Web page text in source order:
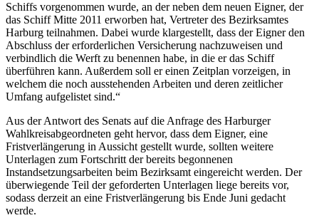
Schiffs vorgenommen wurde, an der neben dem neuen Eigner, der
das Schiff Mitte 2011 erworben hat, Vertreter des Bezirksamtes
Harburg teilnahmen. Dabei wurde klargestellt, dass der Eigner den
Abschluss der erforderlichen Versicherung nachzuweisen und
verbindlich die Werft zu benennen habe, in die er das Schiff
überführen kann. Außerdem soll er einen Zeitplan vorzeigen, in
welchem die noch ausstehenden Arbeiten und deren zeitlicher
Umfang aufgelistet sind.“
Aus der Antwort des Senats auf die Anfrage des Harburger
Wahlkreisabgeordneten geht hervor, dass dem Eigner, eine
Fristverlängerung in Aussicht gestellt wurde, sollten weitere
Unterlagen zum Fortschritt der bereits begonnenen
Instandsetzungsarbeiten beim Bezirksamt eingereicht werden. Der
überwiegende Teil der geforderten Unterlagen liege bereits vor,
sodass derzeit an eine Fristverlängerung bis Ende Juni gedacht
werde.